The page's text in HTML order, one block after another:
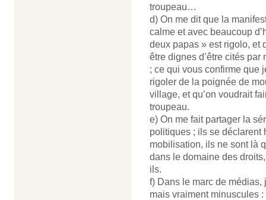
troupeau…
d) On me dit que la
calme et avec beaucoup
deux papas » est rigolo, et
être dignes d’être cités
; ce qui vous confirme que
rigoler de la poignée de
village, et qu’on voudrait
troupeau.
e) On me fait partager la
politiques ; ils se déclarent
mobilisation, ils ne sont là
dans le domaine des
ils.
f) Dans le marc de
mais vraiment minuscules